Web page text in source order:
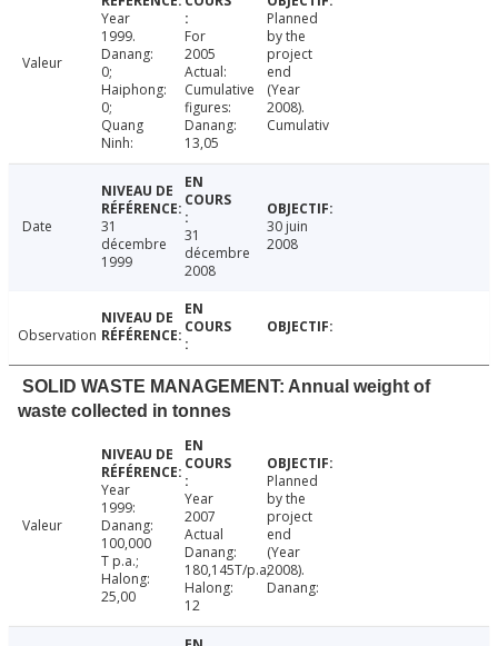
Valeur
Year
1999.
Danang:
0;
Haiphong:
0;
Quang
Ninh:
For
2005
Actual:
Cumulative
figures:
Danang:
13,05
Planned
by the
project
end
(Year
2008).
Cumulativ
Date
31
décembre
1999
31
décembre
2008
30 juin
2008
Observation
SOLID WASTE MANAGEMENT: Annual weight of
waste collected in tonnes
Valeur
Year
1999:
Danang:
100,000
T p.a.;
Halong:
25,00
Year
2007
Actual
Danang:
180,145T/p.a;
Halong:
12
Planned
by the
project
end
(Year
2008).
Danang: